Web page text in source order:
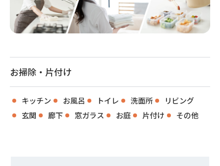
お掃除・片付け
キッチン お風呂 トイレ 洗面所
リビング
玄関
廊下 窓ガラス お庭 片付け その他